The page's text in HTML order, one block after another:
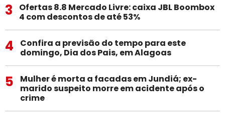
3
Ofertas 8.8 Mercado Livre: caixa JBL Boombox
4 com descontos de até 53%
4
Confira a previsão do tempo para este
domingo, Dia dos Pais, em Alagoas
5
Mulher é morta a facadas em Jundiá; ex-
marido suspeito morre em acidente após o
crime